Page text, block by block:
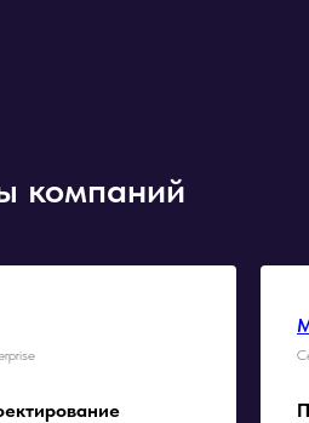
компаний